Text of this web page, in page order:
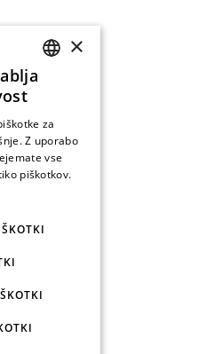
SLOVENIAN
GERMAN
ITALIAN
×
za
Z uporabo
vse
piškotkov.